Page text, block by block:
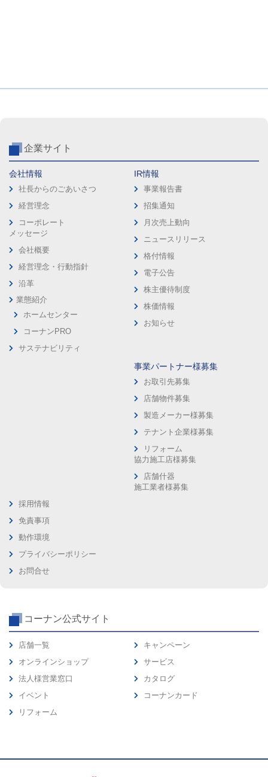
企業サイト
会社情報
社長からのごあいさつ
経営理念
コーポレート
メッセージ
会社概要
経営理念・行動指針
沿革
業態紹介
ホームセンター
コーナンPRO
サステナビリティ
IR情報
事業報告書
招集通知
月次売上動向
ニュースリリース
格付情報
電子公告
株主優待制度
株価情報
お知らせ
事業パートナー様募集
お取引先募集
店舗物件募集
製造メーカー様募集
テナント企業様募集
リフォーム
協力施工店様募集
店舗什器
施工業者様募集
採用情報
免責事項
動作環境
プライバシーポリシー
お問合せ
コーナン公式サイト
店舗一覧
オンラインショップ
法人様営業窓口
イベント
リフォーム
キャンペーン
サービス
カタログ
コーナンカード